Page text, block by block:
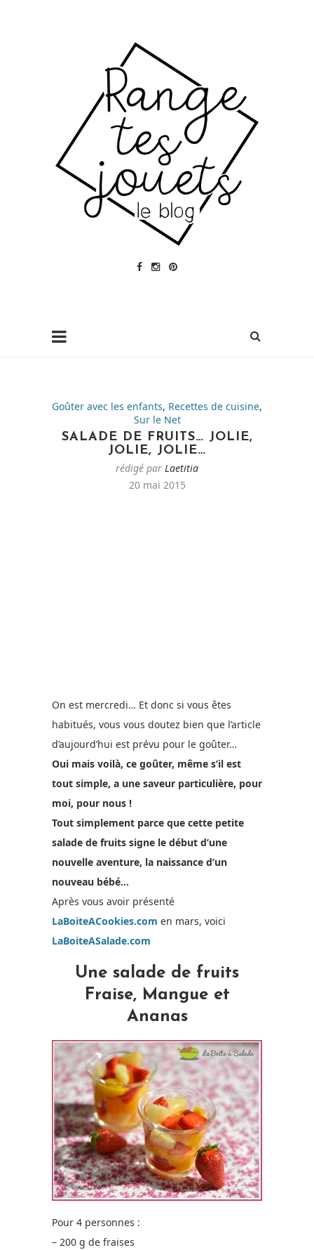
Goûter avec les enfants, Recettes de cuisine,
Sur le Net
SALADE DE FRUITS… JOLIE,
JOLIE, JOLIE…
rédigé par Laetitia
20 mai 2015
On est mercredi… Et donc si vous êtes
habitués, vous vous doutez bien que l’article
d’aujourd’hui est prévu pour le goûter…
Oui mais voilà, ce goûter, même s’il est
tout simple, a une saveur particulière, pour
moi, pour nous !
Tout simplement parce que cette petite
salade de fruits signe le début d’une
nouvelle aventure, la naissance d’un
nouveau bébé…
Après vous avoir présenté
LaBoiteACookies.com en mars, voici
LaBoiteASalade.com
Une salade de fruits
Fraise, Mangue et
Ananas
Pour 4 personnes :
– 200 g de fraises